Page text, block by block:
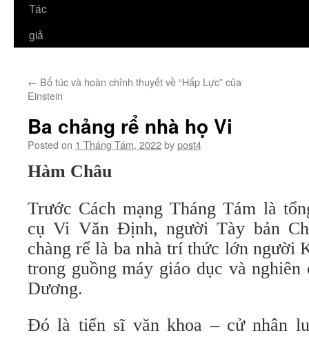
Tác
giả
← Bổ túc và hoàn chỉnh thuyết về “Hấp Lực” của
Einstein
Ba chảng rể nhà họ Vi
Posted on 1 Tháng Tám, 2022bypost4
Hàm Châu
Trước Cách mạng Tháng Tám là
cụ Vi Văn Định, người Tày bản
chàng rể là ba nhà trí thức lớn người
trong guồng máy giáo dục và
Dương.
Đó là tiến sĩ văn khoa – cử nhân